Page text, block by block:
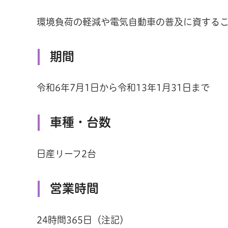
環境負荷の軽減や電気自動車の普及に資する
期間
令和6年7月1日から令和13年1月31日まで
車種・台数
日産リーフ2台
営業時間
24時間365日（注記）